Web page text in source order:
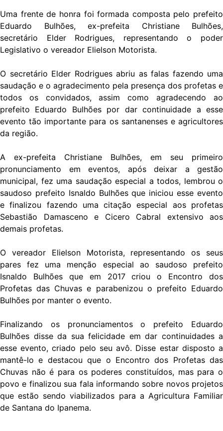
Uma frente de honra foi formada composta pelo prefeito
Eduardo Bulhões, ex-prefeita Christiane Bulhões,
secretário Elder Rodrigues, representando o poder
Legislativo o vereador Elielson Motorista.
O secretário Elder Rodrigues abriu as falas fazendo uma
saudação e o agradecimento pela presença dos profetas e
todos os convidados, assim como agradecendo ao
prefeito Eduardo Bulhões por dar continuidade a esse
evento tão importante para os santanenses e agricultores
da região.
A ex-prefeita Christiane Bulhões, em seu primeiro
pronunciamento em eventos, após deixar a gestão
municipal, fez uma saudação especial a todos, lembrou o
saudoso prefeito Isnaldo Bulhões que iniciou esse evento
e finalizou fazendo uma citação especial aos profetas
Sebastião Damasceno e Cicero Cabral extensivo aos
demais profetas.
O vereador Elielson Motorista, representando os seus
pares fez uma menção especial ao saudoso prefeito
Isnaldo Bulhões que em 2017 criou o Encontro dos
Profetas das Chuvas e parabenizou o prefeito Eduardo
Bulhões por manter o evento.
Finalizando os pronunciamentos o prefeito Eduardo
Bulhões disse da sua felicidade em dar continuidades a
esse evento, criado pelo seu avô. Disse estar disposto a
mantê-lo e destacou que o Encontro dos Profetas das
Chuvas não é para os poderes constituídos, mas para o
povo e finalizou sua fala informando sobre novos projetos
que estão sendo viabilizados para a Agricultura Familiar
de Santana do Ipanema.